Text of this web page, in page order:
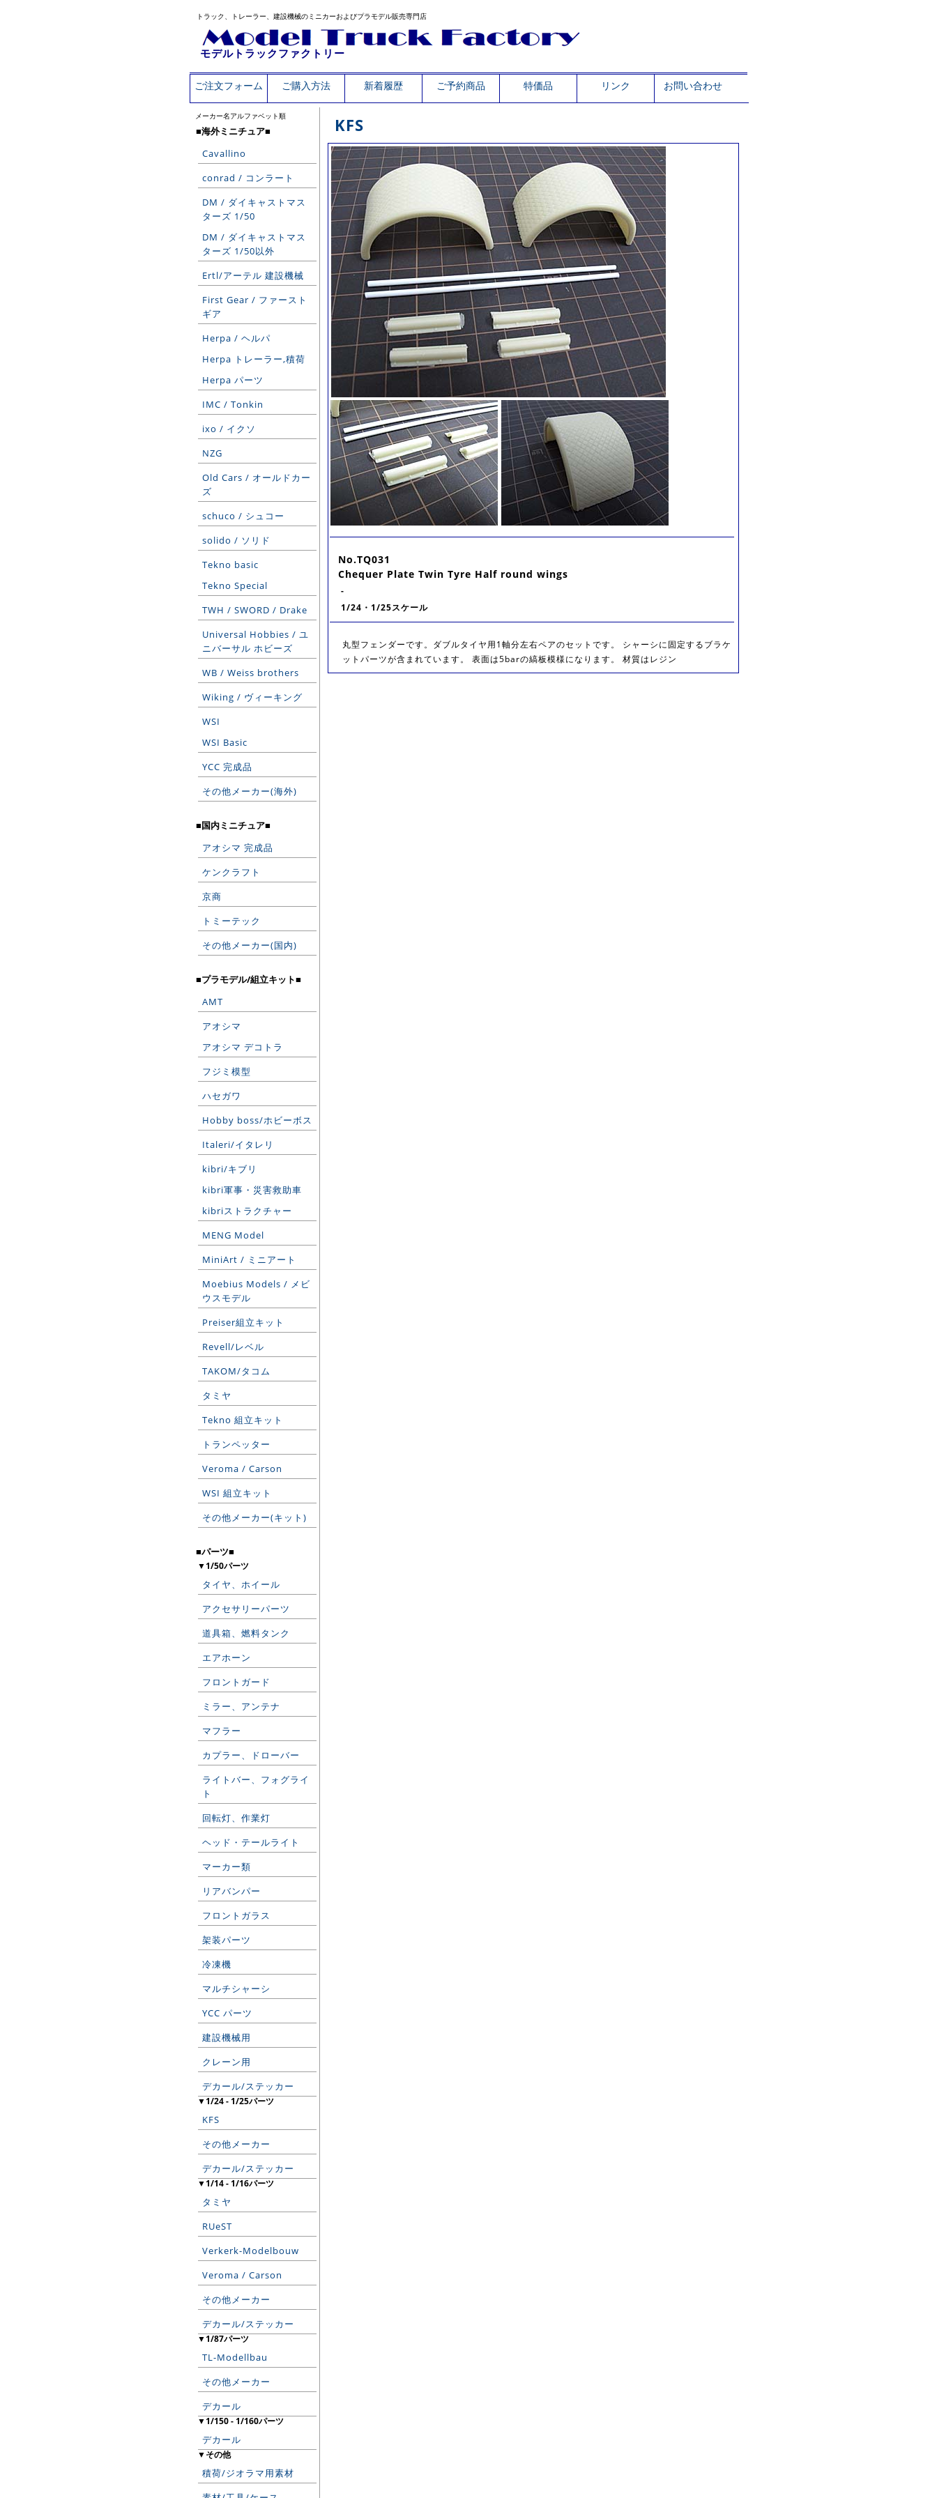
トラック、トレーラー、建設機械のミニカーおよびプラモデル販売専門店
モデルトラックファクトリー
ご注文フォーム ご購入方法 新着履歴 ご予約商品 特価品 リンク お問い合わせ
メーカー名アルファベット順
■海外ミニチュア■
Cavallino
conrad / コンラート
DM / ダイキャストマス
ターズ 1/50
DM / ダイキャストマス
ターズ 1/50以外
Ertl/アーテル 建設機械
First Gear / ファースト
ギア
Herpa / ヘルパ
Herpa トレーラー,積荷
Herpa パーツ
IMC / Tonkin
ixo / イクソ
NZG
Old Cars / オールドカー
ズ
schuco / シュコー
solido / ソリド
Tekno basic
Tekno Special
TWH / SWORD / Drake
Universal Hobbies / ユ
ニバーサル ホビーズ
WB / Weiss brothers
Wiking / ヴィーキング
WSI
WSI Basic
YCC 完成品
その他メーカー(海外)
■国内ミニチュア■
アオシマ 完成品
ケンクラフト
京商
トミーテック
その他メーカー(国内)
■プラモデル/組立キット■
AMT
アオシマ
アオシマ デコトラ
フジミ模型
ハセガワ
Hobby boss/ホビーボス
Italeri/イタレリ
kibri/キブリ
kibri軍事・災害救助車
kibriストラクチャー
MENG Model
MiniArt / ミニアート
Moebius Models / メビ
ウスモデル
Preiser組立キット
Revell/レベル
TAKOM/タコム
タミヤ
Tekno 組立キット
トランペッター
Veroma / Carson
WSI 組立キット
その他メーカー(キット)
■パーツ■
▼1/50パーツ
タイヤ、ホイール
アクセサリーパーツ
道具箱、燃料タンク
エアホーン
フロントガード
ミラー、アンテナ
マフラー
カプラー、ドローバー
ライトバー、フォグライ
ト
回転灯、作業灯
ヘッド・テールライト
マーカー類
リアバンパー
フロントガラス
架装パーツ
冷凍機
マルチシャーシ
YCC パーツ
建設機械用
クレーン用
デカール/ステッカー
▼1/24 - 1/25パーツ
KFS
その他メーカー
デカール/ステッカー
▼1/14 - 1/16パーツ
タミヤ
RUeST
Verkerk-Modelbouw
Veroma / Carson
その他メーカー
デカール/ステッカー
▼1/87パーツ
TL-Modellbau
その他メーカー
デカール
▼1/150 - 1/160パーツ
デカール
▼その他
積荷/ジオラマ用素材
KFS
No.TQ031
Chequer Plate Twin Tyre Half round wings
-
1/24・1/25スケール
丸型フェンダーです。ダブルタイヤ用1軸分左右ペアのセットです。 シャーシに固定するブラケ
ットパーツが含まれています。 表面は5barの縞板模様になります。 材質はレジン